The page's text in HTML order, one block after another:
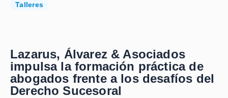
Talleres
Lazarus, Álvarez & Asociados
impulsa la formación práctica de
abogados frente a los desafíos del
Derecho Sucesoral